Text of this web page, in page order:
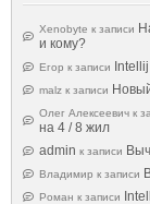
Xenobyte к записи
и кому?
Егор к записи
malz к записи
Олег Алексеевич к
на 4 / 8 жил
admin к записи
Владимир к записи
Роман к записи